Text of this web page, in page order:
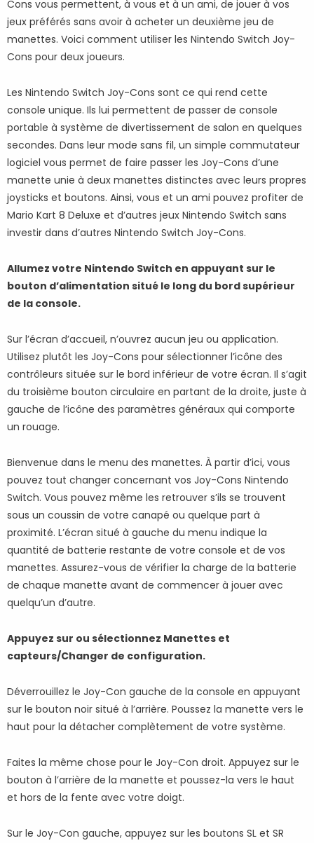
Cons vous permettent, à vous et à un ami, de jouer à vos
jeux préférés sans avoir à acheter un deuxième jeu de
manettes. Voici comment utiliser les Nintendo Switch Joy-
Cons pour deux joueurs.
Les Nintendo Switch Joy-Cons sont ce qui rend cette
console unique. Ils lui permettent de passer de console
portable à système de divertissement de salon en quelques
secondes. Dans leur mode sans fil, un simple commutateur
logiciel vous permet de faire passer les Joy-Cons d’une
manette unie à deux manettes distinctes avec leurs propres
joysticks et boutons. Ainsi, vous et un ami pouvez profiter de
Mario Kart 8 Deluxe et d’autres jeux Nintendo Switch sans
investir dans d’autres Nintendo Switch Joy-Cons.
Allumez votre Nintendo Switch en appuyant sur le
bouton d’alimentation situé le long du bord supérieur
de la console.
Sur l’écran d’accueil, n’ouvrez aucun jeu ou application.
Utilisez plutôt les Joy-Cons pour sélectionner l’icône des
contrôleurs située sur le bord inférieur de votre écran. Il s’agit
du troisième bouton circulaire en partant de la droite, juste à
gauche de l’icône des paramètres généraux qui comporte
un rouage.
Bienvenue dans le menu des manettes. À partir d’ici, vous
pouvez tout changer concernant vos Joy-Cons Nintendo
Switch. Vous pouvez même les retrouver s’ils se trouvent
sous un coussin de votre canapé ou quelque part à
proximité. L’écran situé à gauche du menu indique la
quantité de batterie restante de votre console et de vos
manettes. Assurez-vous de vérifier la charge de la batterie
de chaque manette avant de commencer à jouer avec
quelqu’un d’autre.
Appuyez sur ou sélectionnez Manettes et
capteurs/Changer de configuration.
Déverrouillez le Joy-Con gauche de la console en appuyant
sur le bouton noir situé à l’arrière. Poussez la manette vers le
haut pour la détacher complètement de votre système.
Faites la même chose pour le Joy-Con droit. Appuyez sur le
bouton à l’arrière de la manette et poussez-la vers le haut
et hors de la fente avec votre doigt.
Sur le Joy-Con gauche, appuyez sur les boutons SL et SR